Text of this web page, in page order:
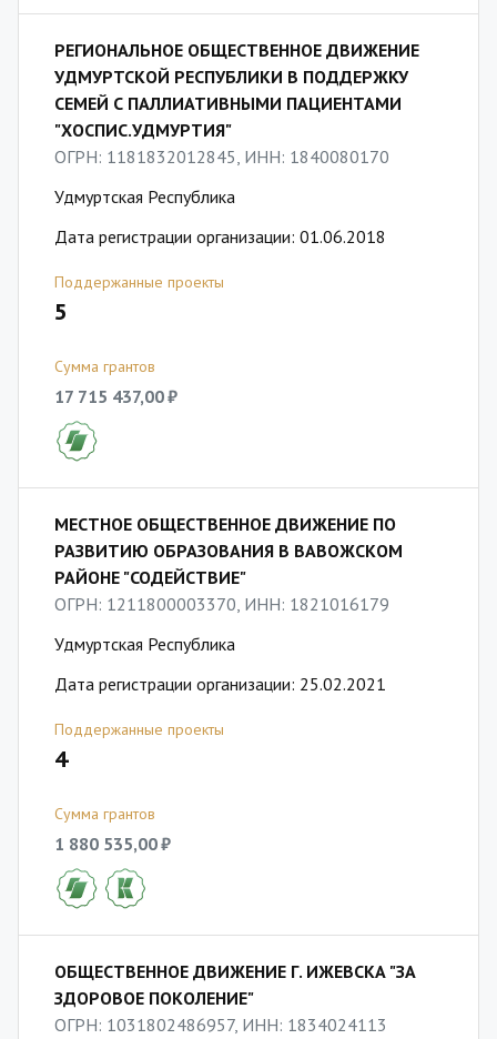
РЕГИОНАЛЬНОЕ ОБЩЕСТВЕННОЕ ДВИЖЕНИЕ
УДМУРТСКОЙ РЕСПУБЛИКИ В ПОДДЕРЖКУ
СЕМЕЙ С ПАЛЛИАТИВНЫМИ ПАЦИЕНТАМИ
"ХОСПИС.УДМУРТИЯ"
ОГРН: 1181832012845, ИНН: 1840080170
Удмуртская Республика
Дата регистрации организации: 01.06.2018
Поддержанные проекты
5
Сумма грантов
17 715 437,00 ₽
МЕСТНОЕ ОБЩЕСТВЕННОЕ ДВИЖЕНИЕ ПО
РАЗВИТИЮ ОБРАЗОВАНИЯ В ВАВОЖСКОМ
РАЙОНЕ "СОДЕЙСТВИЕ"
ОГРН: 1211800003370, ИНН: 1821016179
Удмуртская Республика
Дата регистрации организации: 25.02.2021
Поддержанные проекты
4
Сумма грантов
1 880 535,00 ₽
ОБЩЕСТВЕННОЕ ДВИЖЕНИЕ Г. ИЖЕВСКА "ЗА
ЗДОРОВОЕ ПОКОЛЕНИЕ"
ОГРН: 1031802486957, ИНН: 1834024113